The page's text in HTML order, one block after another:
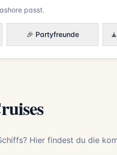
passt.
🎉 Partyfreunde
Hier findest du die